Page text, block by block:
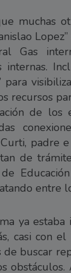
muchas
Gas
internas.
para
recursos
de los
padre
de
de
entre
ya
casi con
buscar